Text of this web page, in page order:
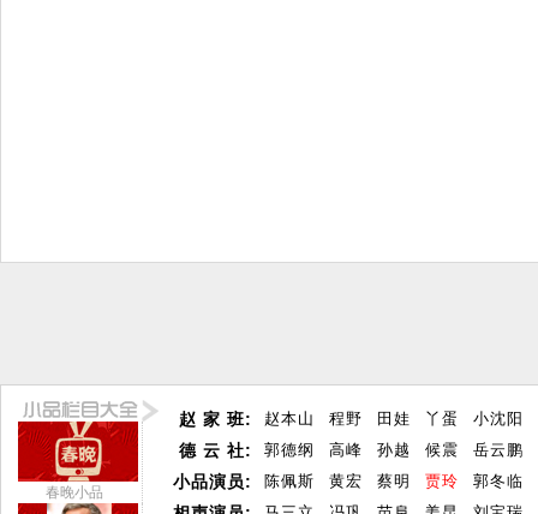
春晚小品
赵 家 班:
德 云 社:
小品演员:
赵本山 程野 田娃 丫蛋
小沈阳
郭德纲
高峰 孙越 候震
岳云鹏
陈佩斯
黄宏 蔡明 贾玲
郭冬临